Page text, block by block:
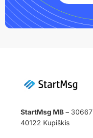
StartMsg MB –
40122 Kupiškis